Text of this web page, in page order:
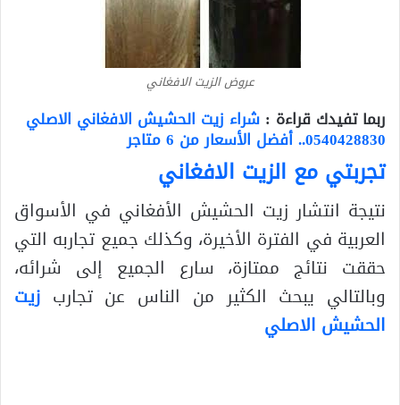
عروض الزيت الافغاني
ربما تفيدك قراءة : شراء زيت الحشيش الافغاني الاصلي
0540428830.. أفضل الأسعار من 6 متاجر
تجربتي مع الزيت الافغاني
نتيجة انتشار زيت الحشيش الأفغاني في الأسواق
العربية في الفترة الأخيرة، وكذلك جميع تجاربه التي
حققت نتائج ممتازة، سارع الجميع إلى شرائه،
وبالتالي يبحث الكثير من الناس عن تجارب زيت
الحشيش الاصلي